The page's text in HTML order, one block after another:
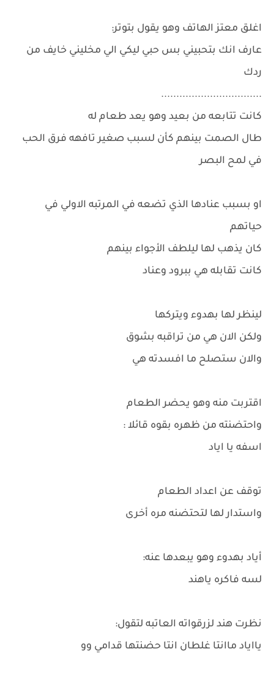
اغلق معتز الهاتف وهو يقول بتوتر:
عارف انك بتحبيني بس حبي ليكي الي مخليني خايف من
ردك
.................................
كانت تتابعه من بعيد وهو يعد طعام له
طال الصمت بينهم كأن لسبب صغير تافهه فرق الحب
في لمح البصر
او بسبب عنادها الذي تضعه في المرتبه الاولي في
حياتهم
كان يذهب لها ليلطف الأجواء بينهم
كانت تقابله هي ببرود وعناد
لينظر لها بهدوء ويتركها
ولكن الان هي من تراقبه بشوق
والان ستصلح ما افسدته هي
اقتربت منه وهو يحضر الطعام
واحتضنته من ظهره بقوه قائلا :
اسفه يا اياد
توقف عن اعداد الطعام
واستدار لها لتحتضنه مره أخرى
أياد بهدوء وهو يبعدها عنه:
لسه فاكره ياهند
نظرت هند لزرقواته العاتبه لتقول:
يااياد ماانتا غلطان انتا حضنتها قدامي وو